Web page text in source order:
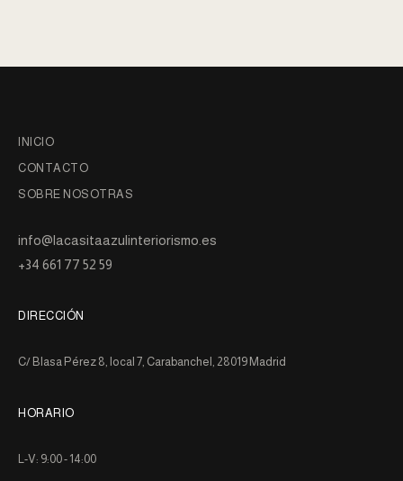
INICIO
CONTACTO
SOBRE NOSOTRAS
info@lacasitaazulinteriorismo.es
+34 661 77 52 59
DIRECCIÓN
C/ Blasa Pérez 8, local 7, Carabanchel, 28019 Madrid
HORARIO
L-V: 9:00 - 14:00